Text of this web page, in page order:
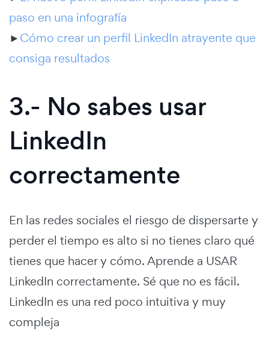
paso en una infografía
►Cómo crear un perfil LinkedIn atrayente que
consiga resultados
3.- No sabes usar
LinkedIn
correctamente
En las redes sociales el riesgo de dispersarte y
perder el tiempo es alto si no tienes claro qué
tienes que hacer y cómo. Aprende a USAR
LinkedIn correctamente. Sé que no es fácil.
LinkedIn es una red poco intuitiva y muy
compleja